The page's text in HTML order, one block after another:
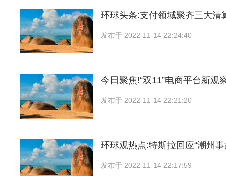
环球头条:支付领域聚齐三大清
发布于 2022-11-14 22:24:40
今日聚焦!“双11”电商平台新观
发布于 2022-11-14 22:21:20
环球观热点:特斯拉回应“潮州事
发布于 2022-11-14 22:17:59